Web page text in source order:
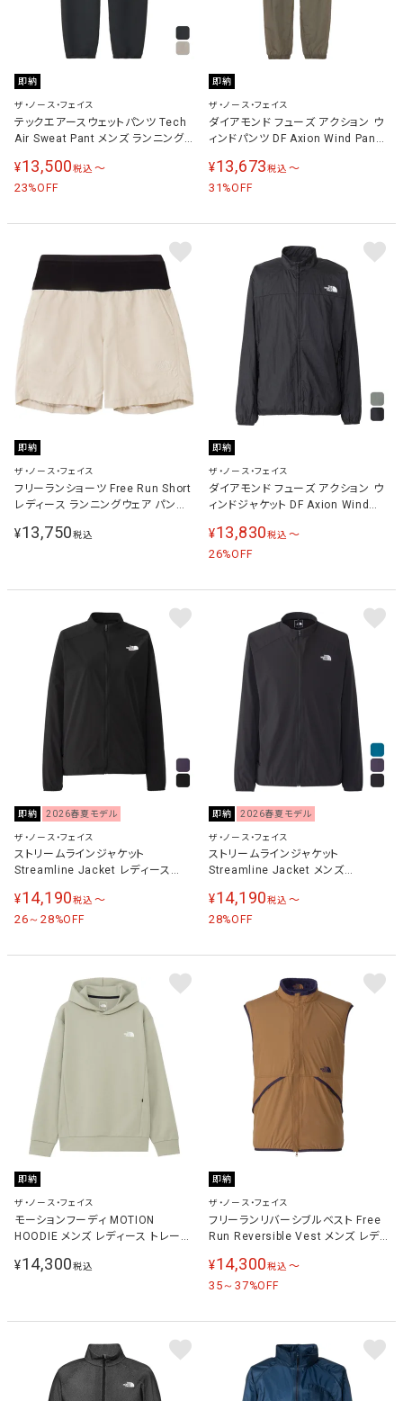
即納
ザ・ノース・フェイス
テックエアースウェットパンツ Tech
Air Sweat Pant メンズ ランニング
¥13,500税込 〜
23%OFF
即納
ザ・ノース・フェイス
ダイアモンド フューズ アクション ウ
ィンドパンツ DF Axion Wind Pant
ツ トープ NP72583 T
¥13,673税込 〜
31 %OFF
即納
ザ・ノース・フェイス
フリーランショーツ Free Run Short
レディース ランニングウェア パンツ
¥13,750税込
即納
ザ・ノース・フェイス
ダイアモンド フューズ アクション ウ
ィンドジャケット DF Axion Wind
¥13,830税込 〜
26%OFF
即納 2026春夏モデル
ザ・ノース・フェイス
ストリームラインジャケット
Streamline Jacket レディース
¥14,190税込 〜
26～28%OFF
即納 2026春夏モデル
ザ・ノース・フェイス
ストリームラインジャケット
Streamline Jacket メンズ
¥14,190税込 〜
28%OFF
即納
ザ・ノース・フェイス
モーションフーディ MOTION
HOODIE メンズ レディース トレーニ
NT12495 ST
¥14,300税込
即納
ザ・ノース・フェイス
フリーランリバーシブルベスト Free
Run Reversible Vest メンズ レディ
ロンクスブラウン×パープル
NL72490 BE
¥14,300税込 〜
35～37%OFF